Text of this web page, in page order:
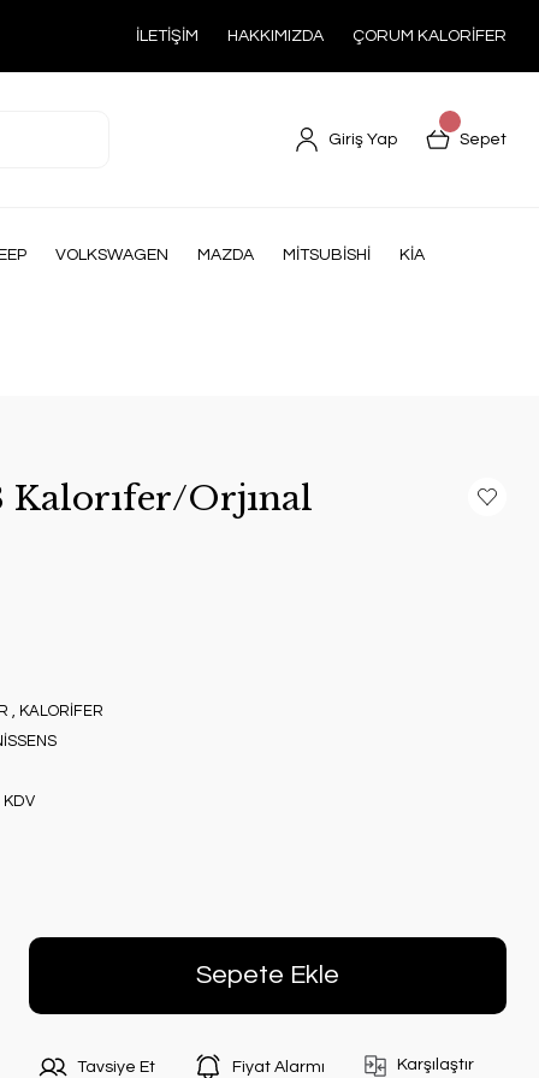
İLETİŞİM HAKKIMIZDA ÇORUM KALORİFER
Giriş Yap Sepet
VOLKSWAGEN MAZDA MİTSUBİSHİ KİA
Kalorıfer/Orjınal
, KALORİFER
KDV
Sepete Ekle
Tavsiye Et Fiyat Alarmı Karşılaştır